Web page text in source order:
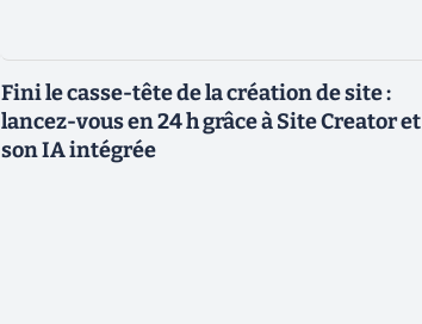
Fini le casse-tête de la création de site :
lancez-vous en 24 h grâce à Site Creator et
son IA intégrée